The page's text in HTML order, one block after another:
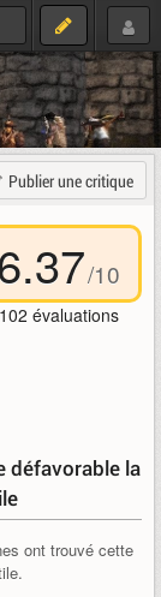
Publier une critique
/10
102 évaluations
défavorable la
ont trouvé cette